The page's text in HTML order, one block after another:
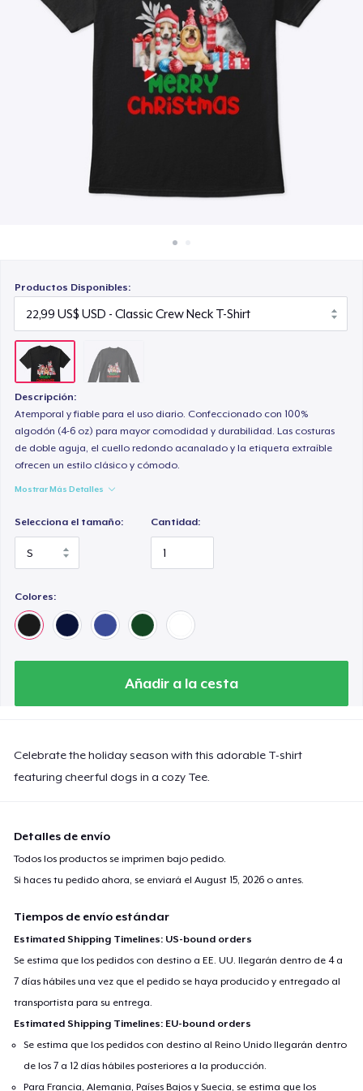
Venda en todas partes
Venda lo que sea
Productos Disponibles:
Descripción:
Atemporal y fiable para el uso diario. Confeccionado con 100%
algodón (4-6 oz) para mayor comodidad y durabilidad. Las costuras
de doble aguja, el cuello redondo acanalado y la etiqueta extraíble
ofrecen un estilo clásico y cómodo.
Mostrar Más Detalles
Selecciona el tamaño: Cantidad:
Colores:
Añadir a la cesta
Celebrate the holiday season with this adorable T-shirt
featuring cheerful dogs in a cozy Tee.
Detalles de envío
Todos los productos se imprimen bajo pedido.
Si haces tu pedido ahora, se enviará elAugust 15, 2026 o antes.
Tiempos de envío estándar
Estimated Shipping Timelines: US-bound orders
Se estima que los pedidos con destino a EE. UU. llegarán dentro de 4 a
7 días hábiles una vez que el pedido se haya producido y entregado al
transportista para su entrega.
Estimated Shipping Timelines: EU-bound orders
Se estima que los pedidos con destino al Reino Unido llegarán dentro
de los 7 a 12 días hábiles posteriores a la producción.
Para Francia, Alemania, Países Bajos y Suecia, se estima que los